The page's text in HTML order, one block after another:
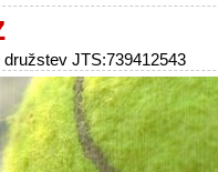
JTS:739412543